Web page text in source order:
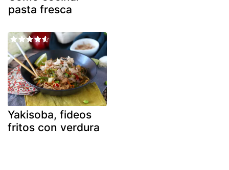
pasta fresca
Yakisoba, fideos
fritos con verdura